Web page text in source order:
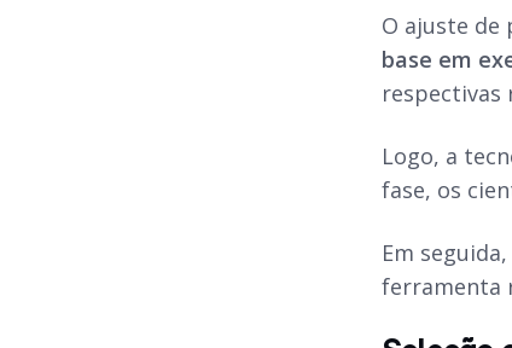
O ajuste de
base em
respectivas
Logo, a
fase, os
Em
ferramenta